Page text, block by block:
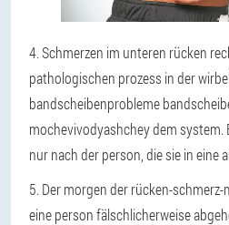
4. Schmerzen im unteren rücken
pathologischen prozess in der
bandscheibenprobleme
mochevivodyashchey dem system.
nur nach der person, die sie in eine
5. Der morgen der rücken-
eine person fälschlicherweise